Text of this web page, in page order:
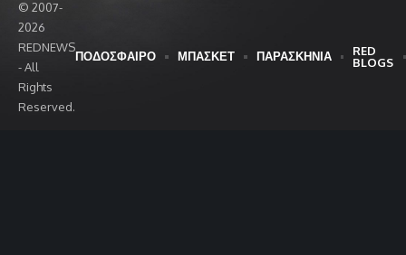
© 2007-
2026
REDNEWS
- All
Rights
Reserved.
ΠΟΔΟΣΦΑΙΡΟ ΜΠΑΣΚΕΤ ΠΑΡΑΣΚΗΝΙΑ
RED
BLOGS